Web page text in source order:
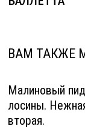
ВАМ ТАКЖЕ
Малиновый
лосины.
вторая.